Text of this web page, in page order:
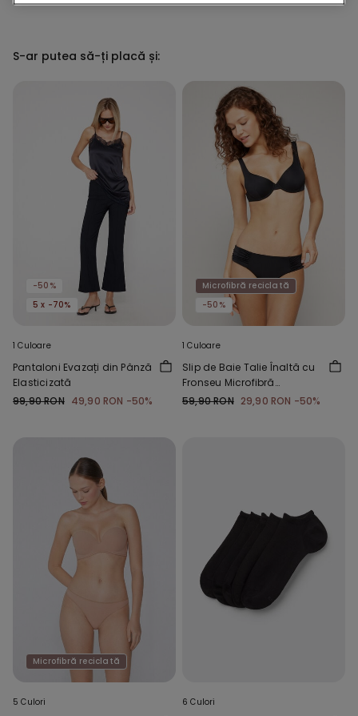
S-ar putea să-ți placă și:
-50%
5 x -70%
1 Culoare
Pantaloni Evazați din Pânză
Elasticizată
99,90 RON 49,90 RON -50%
Microfibră reciclată
-50%
1 Culoare
Slip de Baie Talie Înaltă cu
Fronseu Microfibră
Reciclată
59,90 RON 29,90 RON -50%
Microfibră reciclată
5 Culori 6 Culori